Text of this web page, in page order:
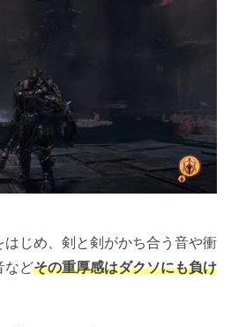
はじめ、剣と剣がかち合う音や衝
などその重厚感はダクソにも負け